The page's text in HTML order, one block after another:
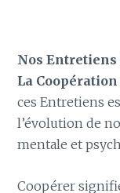
Nos
La
ces Entretiens
l’évolution de
mentale et
Coopérer